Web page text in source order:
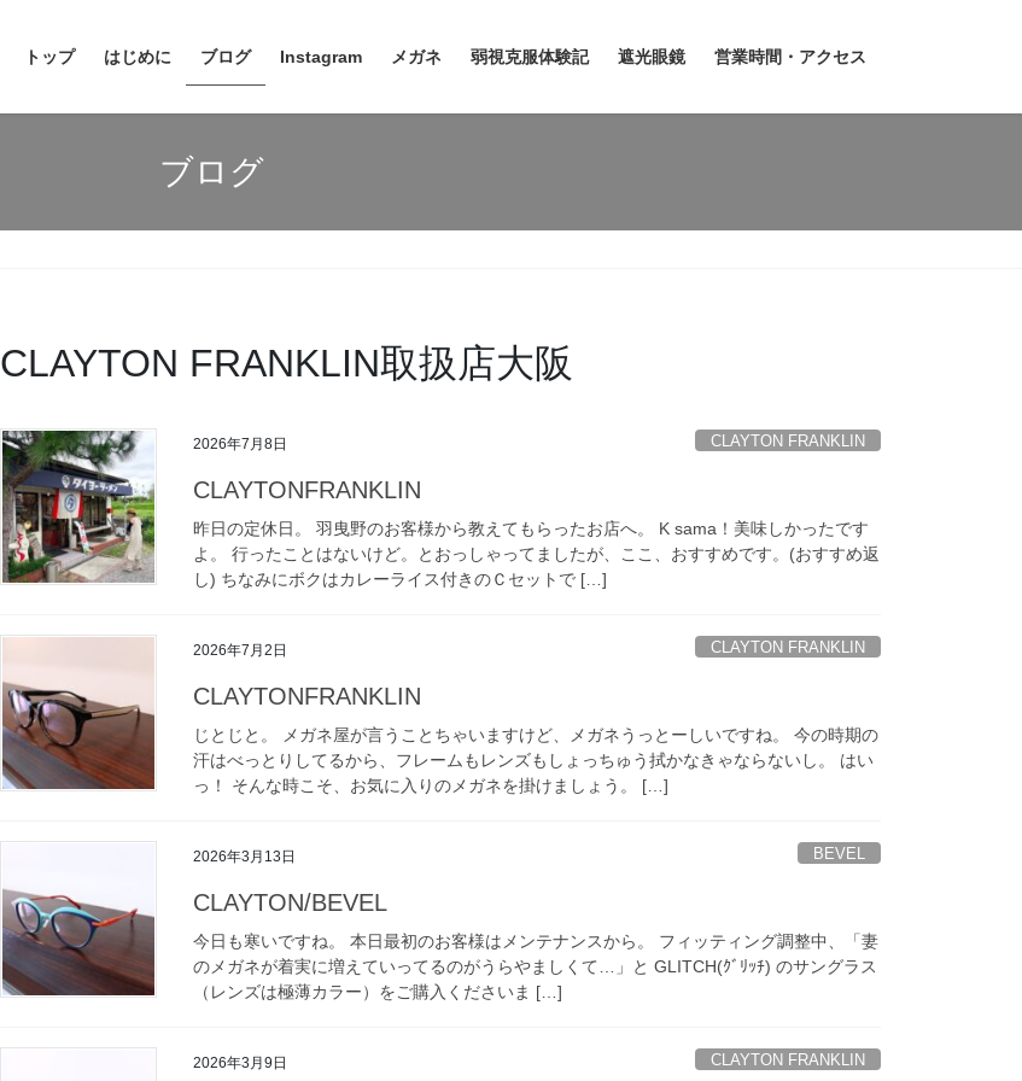
トップ はじめに ブログ Instagram メガネ 弱視克服体験記 遮光眼鏡 営業時間・アクセス
ブログ
CLAYTON FRANKLIN取扱店大阪
2026年7月8日 CLAYTON FRANKLIN
CLAYTONFRANKLIN
昨日の定休日。 羽曳野のお客様から教えてもらったお店へ。 K sama！美味しかったです
よ。 行ったことはないけど。とおっしゃってましたが、ここ、おすすめです。(おすすめ返
し) ちなみにボクはカレーライス付きのＣセットで […]
2026年7月2日 CLAYTON FRANKLIN
CLAYTONFRANKLIN
じとじと。 メガネ屋が言うことちゃいますけど、メガネうっとーしいですね。 今の時期の
汗はべっとりしてるから、フレームもレンズもしょっちゅう拭かなきゃならないし。 はい
っ！ そんな時こそ、お気に入りのメガネを掛けましょう。 […]
2026年3月13日 BEVEL
CLAYTON/BEVEL
今日も寒いですね。 本日最初のお客様はメンテナンスから。 フィッティング調整中、「妻
のメガネが着実に増えていってるのがうらやましくて…」と GLITCH(ｸﾞﾘｯﾁ) のサングラス
（レンズは極薄カラー）をご購入くださいま […]
2026年3月9日 CLAYTON FRANKLIN